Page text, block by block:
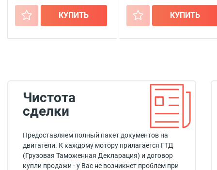
+ КУПИТЬ + КУПИТЬ
Чистота
сделки
Предоставляем полный пакет документов на
двигатели. К каждому мотору прилагается ГТД
(Грузовая Таможенная Декларация) и договор
купли продажи - у Вас не возникнет проблем при